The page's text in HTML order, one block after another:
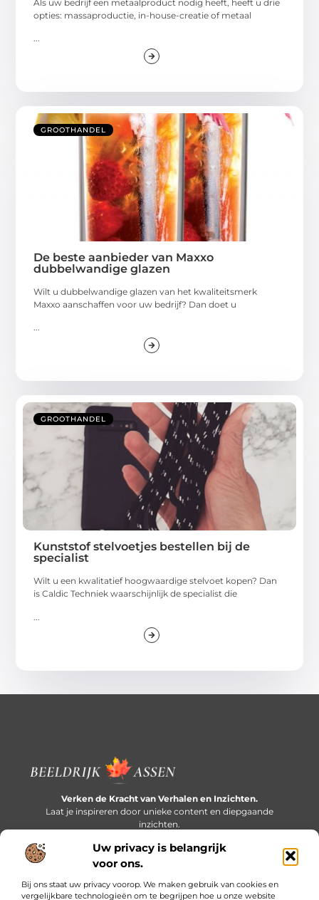
Uw privacy is belangrijk
voor ons.
Bij ons staat uw privacy voorop. We maken gebruik van cookies en
vergelijkbare technologieën om te begrijpen hoe u onze website
Als uw bedrijf een metaalproduct nodig heeft, heeft u drie
opties: massaproductie, in-house-creatie of metaal
...
GROOTHANDEL
De beste aanbieder van Maxxo
dubbelwandige glazen
Wilt u dubbelwandige glazen van het kwaliteitsmerk
Maxxo aanschaffen voor uw bedrijf? Dan doet u
...
GROOTHANDEL
Kunststof stelvoetjes bestellen bij de
specialist
Wilt u een kwalitatief hoogwaardige stelvoet kopen? Dan
is Caldic Techniek waarschijnlijk de specialist die
Verken de Kracht van Verhalen en Inzichten.
Laat je inspireren door unieke content en diepgaande
inzichten.
Bericht categorie